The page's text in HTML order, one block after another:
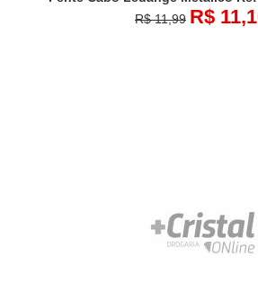
R$ 11,99 R$